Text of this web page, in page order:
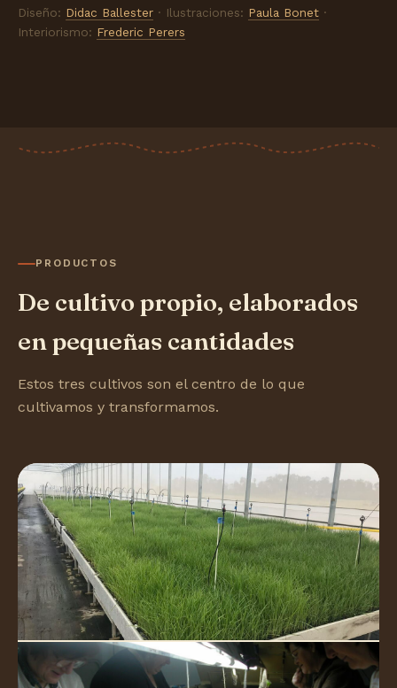
Diseño: Didac Ballester · Ilustraciones: Paula Bonet ·
Interiorismo: Frederic Perers
PRODUCTOS
De cultivo propio, elaborados
en pequeñas cantidades
Estos tres cultivos son el centro de lo que
cultivamos y transformamos.